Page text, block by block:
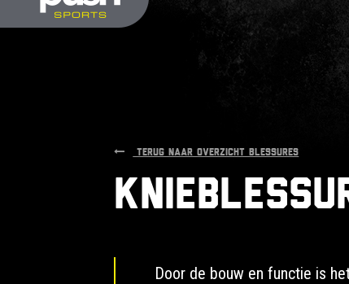
TERUG NAAR OVERZICHT BLESSURES
Door de bouw en functie is